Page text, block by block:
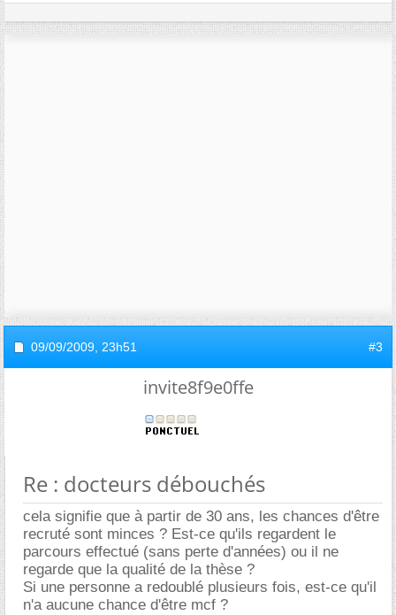
09/09/2009, 23h51 #3
invite8f9e0ffe
Re : docteurs débouchés
cela signifie que à partir de 30 ans, les chances d'être
recruté sont minces ? Est-ce qu'ils regardent le
parcours effectué (sans perte d'années) ou il ne
regarde que la qualité de la thèse ?
Si une personne a redoublé plusieurs fois, est-ce qu'il
n'a aucune chance d'être mcf ?